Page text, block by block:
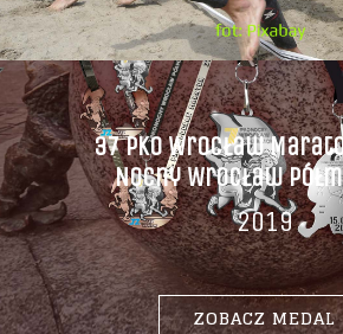
37 PKO Wrocław
Nocny Wrocław
2019
ZOBACZ MEDAL